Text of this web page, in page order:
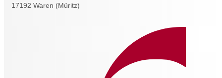
17192 Waren (Müritz)